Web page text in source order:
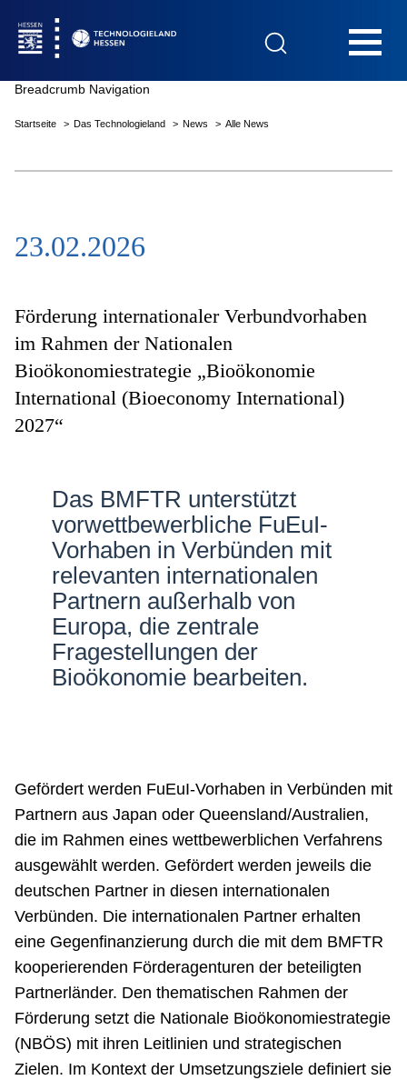
Das Technologieland
Innovationsfelder
Beratung & Förderung
Netzwerke
Breadcrumb Navigation
Startseite Das Technologieland News Alle News
23.02.2026
Förderung internationaler Verbundvorhaben
im Rahmen der Nationalen
Bioökonomiestrategie „Bioökonomie
International (Bioeconomy International)
2027“
Das BMFTR unterstützt
vorwettbewerbliche FuEuI-
Vorhaben in Verbünden mit
relevanten internationalen
Partnern außerhalb von
Europa, die zentrale
Fragestellungen der
Bioökonomie bearbeiten.
Gefördert werden FuEuI-Vorhaben in Verbünden mit
Partnern aus Japan oder Queensland/Australien,
die im Rahmen eines wettbewerblichen Verfahrens
ausgewählt werden. Gefördert werden jeweils die
deutschen Partner in diesen internationalen
Verbünden. Die internationalen Partner erhalten
eine Gegenfinanzierung durch die mit dem BMFTR
kooperierenden Förderagenturen der beteiligten
Partnerländer. Den thematischen Rahmen der
Förderung setzt die Nationale Bioökonomiestrategie
(NBÖS) mit ihren Leitlinien und strategischen
Zielen. Im Kontext der Umsetzungsziele definiert sie